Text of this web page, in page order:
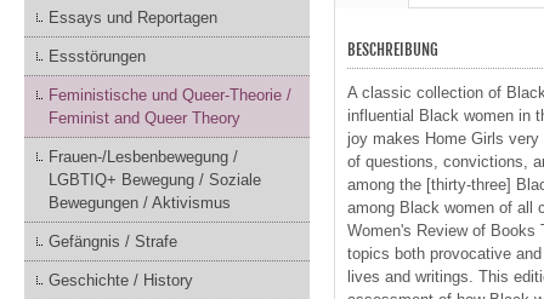
Essays und Reportagen
Essstörungen
Feministische und Queer-Theorie /
Feminist and Queer Theory
Frauen-/Lesbenbewegung /
LGBTIQ+ Bewegung / Soziale
Bewegungen / Aktivismus
Gefängnis / Strafe
Geschichte / History
BESCHREIBUNG
A classic collection of
influential Black women in
joy makes Home Girls
of questions, convictions,
among the [thirty-three]
among Black women of all
Women's Review of Books
topics both provocative
lives and writings. This